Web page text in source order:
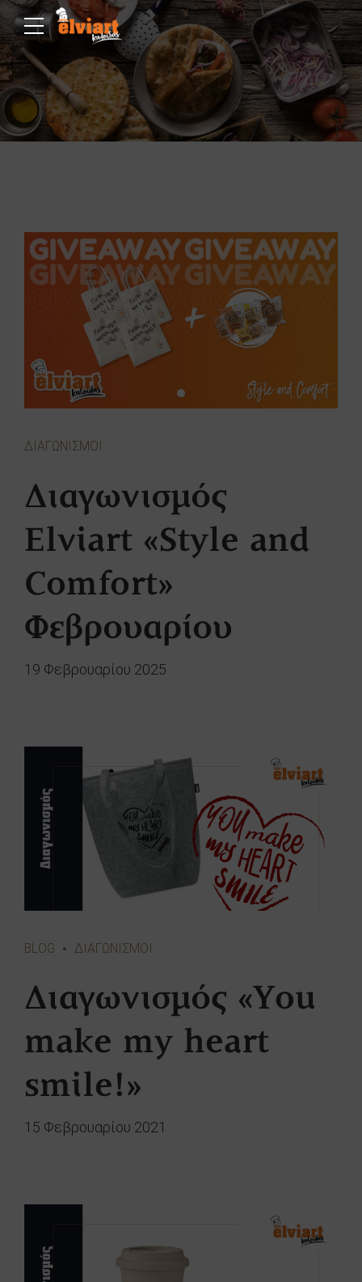
ΔΙΑΓΩΝΙΣΜΟΙ
Διαγωνισμός
Elviart «Style and
Comfort»
Φεβρουαρίου
19 Φεβρουαρίου 2025
BLOG ΔΙΑΓΩΝΙΣΜΟΙ
Διαγωνισμός «Υou
make my heart
smile!»
15 Φεβρουαρίου 2021